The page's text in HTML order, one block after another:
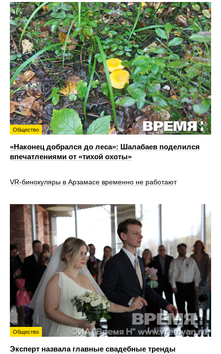
Общество
«Наконец добрался до леса»: Шалабаев поделился
впечатлениями от «тихой охоты»
VR‑бинокуляры в Арзамасе временно не работают
Общество
Эксперт назвала главные свадебные тренды